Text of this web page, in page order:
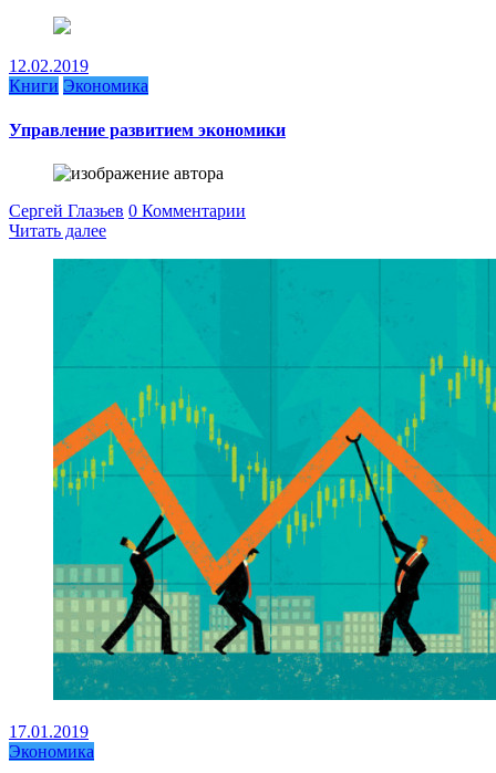
12.02.2019
Книги Экономика
Управление развитием экономики
Сергей Глазьев 0 Комментарии
Читать далее
17.01.2019
Экономика